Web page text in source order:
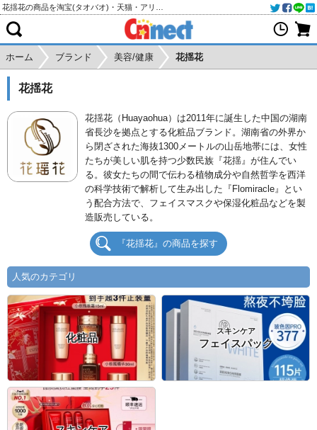
ホーム ブランド 美容/健康 花揺花
花揺花
花揺花（Huayaohua）は2011年に誕生した中国の湖南
省長沙を拠点とする化粧品ブランド。湖南省の外界か
ら閉ざされた海抜1300メートルの山岳地帯には、女性
たちが美しい肌を持つ少数民族『花揺』が住んでい
る。彼女たちの間で伝わる植物成分や自然哲学を西洋
の科学技術で解析して生み出した『Flomiracle』とい
う配合方法で、フェイスマスクや保湿化粧品などを製
造販売している。
『花揺花』の商品を探す
人気のカテゴリ
化粧品
スキンケア
フェイスパック